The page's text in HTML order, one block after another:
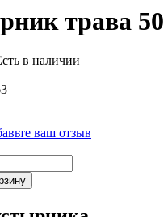
трава 50
в наличии
ваш отзыв